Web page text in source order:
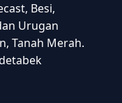
Besi,
Urugan
Tanah Merah.